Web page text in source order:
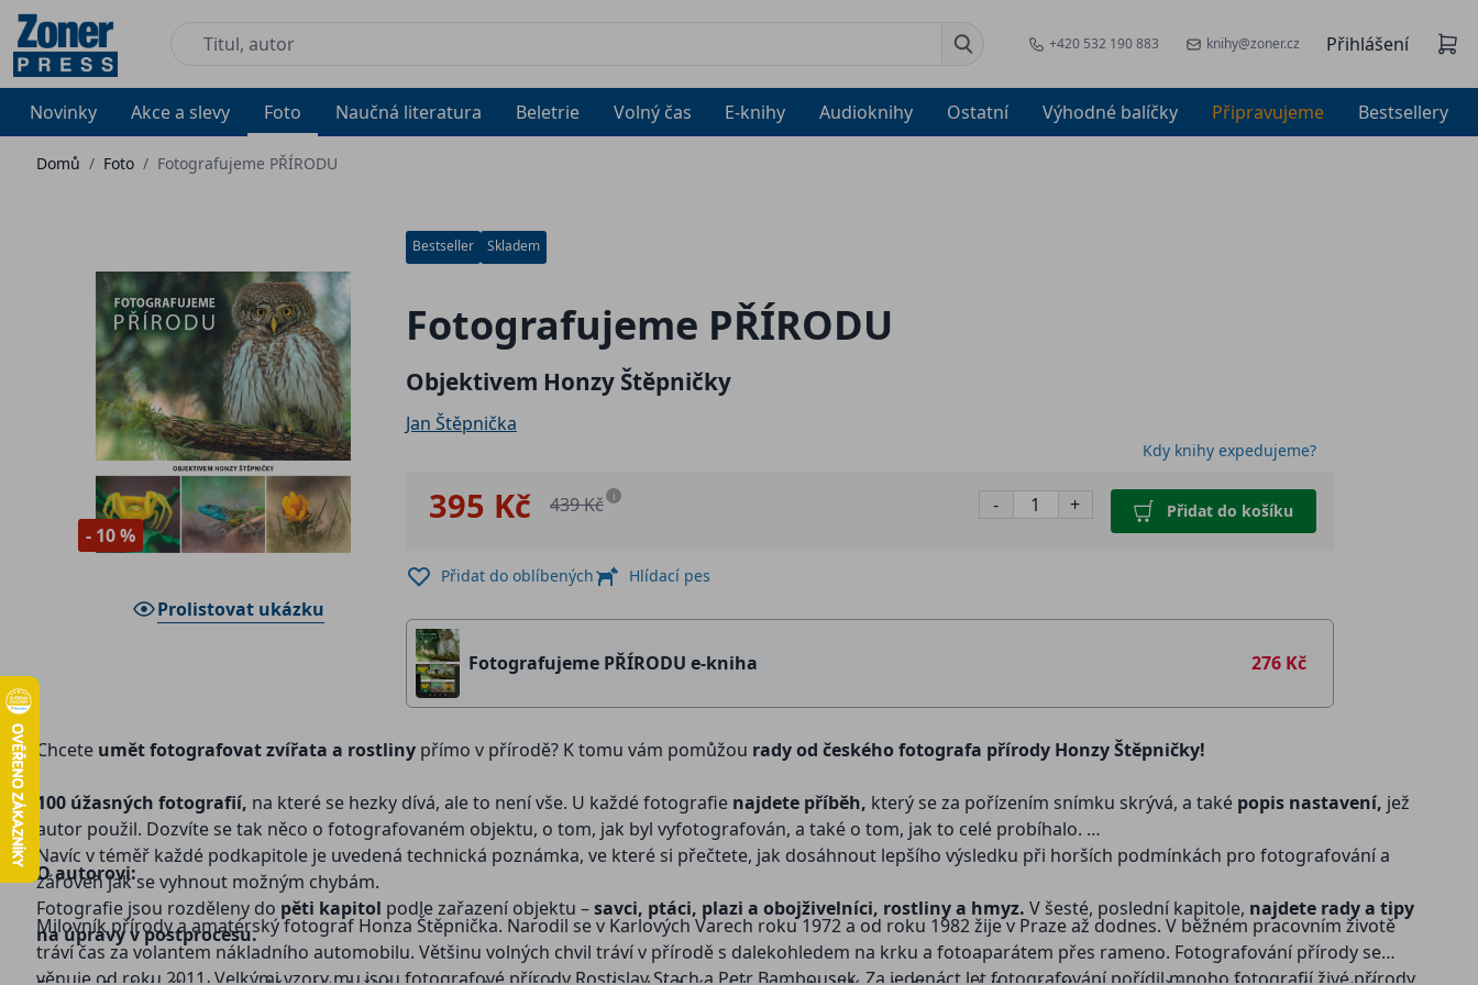
+420 532 190 883 knihy@zoner.cz Přihlášení
Novinky Akce a slevy Foto Naučná literatura Beletrie Volný čas E-knihy Audioknihy Ostatní Výhodné balíčky Připravujeme Bestsellery
Domů / Foto / Fotografujeme PŘÍRODU
- 10 %
Prolistovat ukázku
Bestseller Skladem
Fotografujeme PŘÍRODU
Objektivem Honzy Štěpničky
Jan Štěpnička
Kdy knihy expedujeme?
395 Kč 439 Kč i - + Přidat do košíku
Přidat do oblíbených Hlídací pes
Fotografujeme PŘÍRODU e-kniha 276 Kč
Chcete umět fotografovat zvířata a rostliny přímo v přírodě? K tomu vám pomůžou rady od českého fotografa přírody Honzy Štěpničky!
100 úžasných fotografií, na které se hezky dívá, ale to není vše. U každé fotografie najdete příběh, který se za pořízením snímku skrývá, a také popis nastavení, jež
autor použil. Dozvíte se tak něco o fotografovaném objektu, o tom, jak byl vyfotografován, a také o tom, jak to celé probíhalo.
Navíc v téměř každé podkapitole je uvedená technická poznámka, ve které si přečtete, jak dosáhnout lepšího výsledku při horších podmínkách pro fotografování a
zároveň jak se vyhnout možným chybám.
Fotografie jsou rozděleny do pěti kapitol podle zařazení objektu –savci, ptáci, plazi a obojživelníci, rostliny a hmyz. V šesté, poslední kapitole, najdete rady a tipy
na úpravy v postprocesu.
O autorovi:
Milovník přírody a amatérský fotograf Honza Štěpnička. Narodil se v Karlových Varech roku 1972 a od roku 1982 žije v Praze až dodnes. V běžném pracovním životě
tráví čas za volantem nákladního automobilu. Většinu volných chvil tráví v přírodě s dalekohledem na krku a fotoaparátem přes rameno. Fotografování přírody se
věnuje od roku 2011. Velkými vzory mu jsou fotografové přírody Rostislav Stach a Petr Bambousek. Za jedenáct let fotografování pořídil mnoho fotografií živé přírody,